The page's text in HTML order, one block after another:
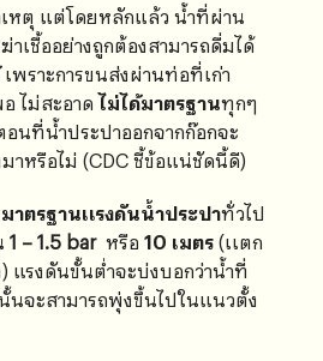
หตุ แต่โดยหลักแล้ว น้ำที่ผ่าน
าเชื้ออย่างถูกต้องสามารถดื่มได้
เพราะการขนส่งผ่านท่อที่เก่า
ไม่สะอาดไม่ได้มาตรฐานทุกๆ
อนที่น้ำประปาออกจากก๊อกจะ
าหรือไม่ (CDC ชี้ข้อแน่ชัดนี้ดี)
มาตรฐานเเรงดันน้ำประปาทั่วไป
1 – 1.5 barหรือ 10 เมตร(เเตก
แรงดันขั้นต่ำจะบ่งบอกว่าน้ำที่
นจะสามารถพุ่งขึ้นไปในแนวตั้ง